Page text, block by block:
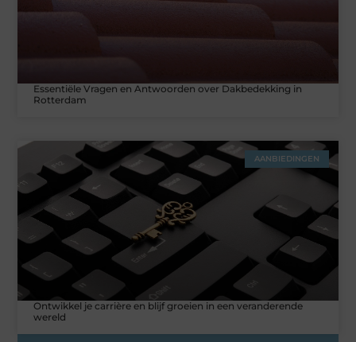
Essentiële Vragen en Antwoorden over Dakbedekking in
Rotterdam
AANBIEDINGEN
Ontwikkel je carrière en blijf groeien in een veranderende
wereld